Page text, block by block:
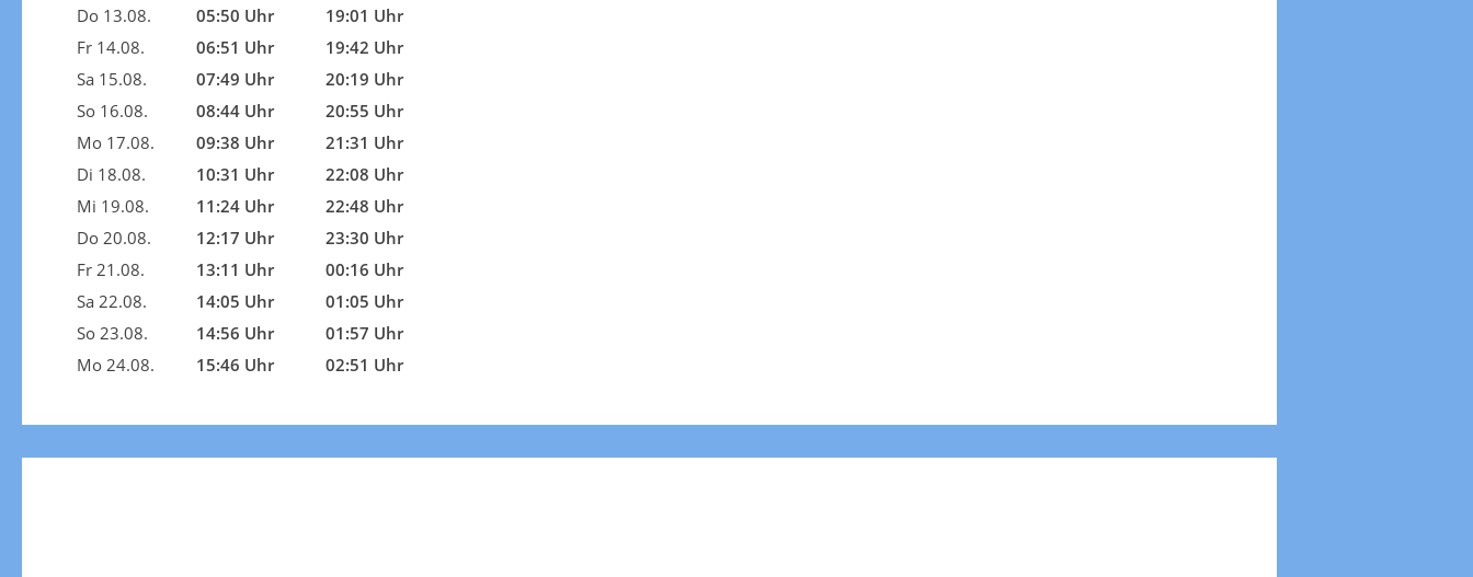
Do 13.08.
05:50 Uhr
19:01 Uhr
Fr 14.08.
06:51 Uhr
19:42 Uhr
Sa 15.08.
07:49 Uhr
20:19 Uhr
So 16.08.
08:44 Uhr
20:55 Uhr
Mo 17.08.
09:38 Uhr
21:31 Uhr
Di 18.08.
10:31 Uhr
22:08 Uhr
Mi 19.08.
11:24 Uhr
22:48 Uhr
Do 20.08.
12:17 Uhr
23:30 Uhr
Fr 21.08.
13:11 Uhr
00:16 Uhr
Sa 22.08.
14:05 Uhr
01:05 Uhr
So 23.08.
14:56 Uhr
01:57 Uhr
Mo 24.08.
15:46 Uhr 02:51 Uhr